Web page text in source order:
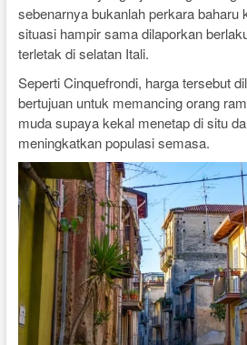
sebenarnya bukanlah perkara baharu
situasi hampir sama dilaporkan
terletak di selatan Itali.
Seperti Cinquefrondi, harga tersebut
bertujuan untuk memancing orang
muda supaya kekal menetap di situ
meningkatkan populasi semasa.